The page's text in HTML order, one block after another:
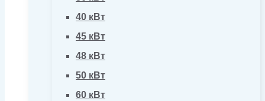
40 кВт
45 кВт
48 кВт
50 кВт
60 кВт